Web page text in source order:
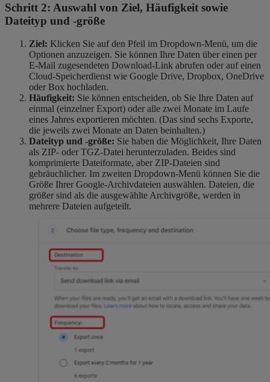
Schritt 2: Auswahl von Ziel, Häufigkeit sowie
Dateityp und -größe
Ziel: Klicken Sie auf den Pfeil im Dropdown-Menü, um die
Optionen anzuzeigen. Sie können Ihre Daten über einen per
E-Mail zugesendeten Download-Link abrufen oder auf einen
Cloud-Speicherdienst wie Google Drive, Dropbox, OneDrive
oder Box hochladen.
Häufigkeit: Sie können entscheiden, ob Sie Ihre Daten auf
einmal (einzelner Export) oder alle zwei Monate im Laufe
eines Jahres exportieren möchten. (Das sind sechs Exporte,
die jeweils zwei Monate an Daten beinhalten.)
Dateityp und -größe: Sie haben die Möglichkeit, Ihre Daten
als ZIP- oder TGZ-Datei herunterzuladen. Beides sind
komprimierte Dateiformate, aber ZIP-Dateien sind
gebräuchlicher. Im zweiten Dropdown-Menü können Sie die
Größe Ihrer Google-Archivdateien auswählen. Dateien, die
größer sind als die ausgewählte Archivgröße, werden in
mehrere Dateien aufgeteilt.